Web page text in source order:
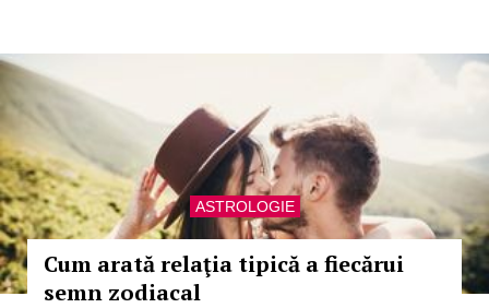
ASTROLOGIE
Cum arată relaţia tipică a fiecărui
semn zodiacal